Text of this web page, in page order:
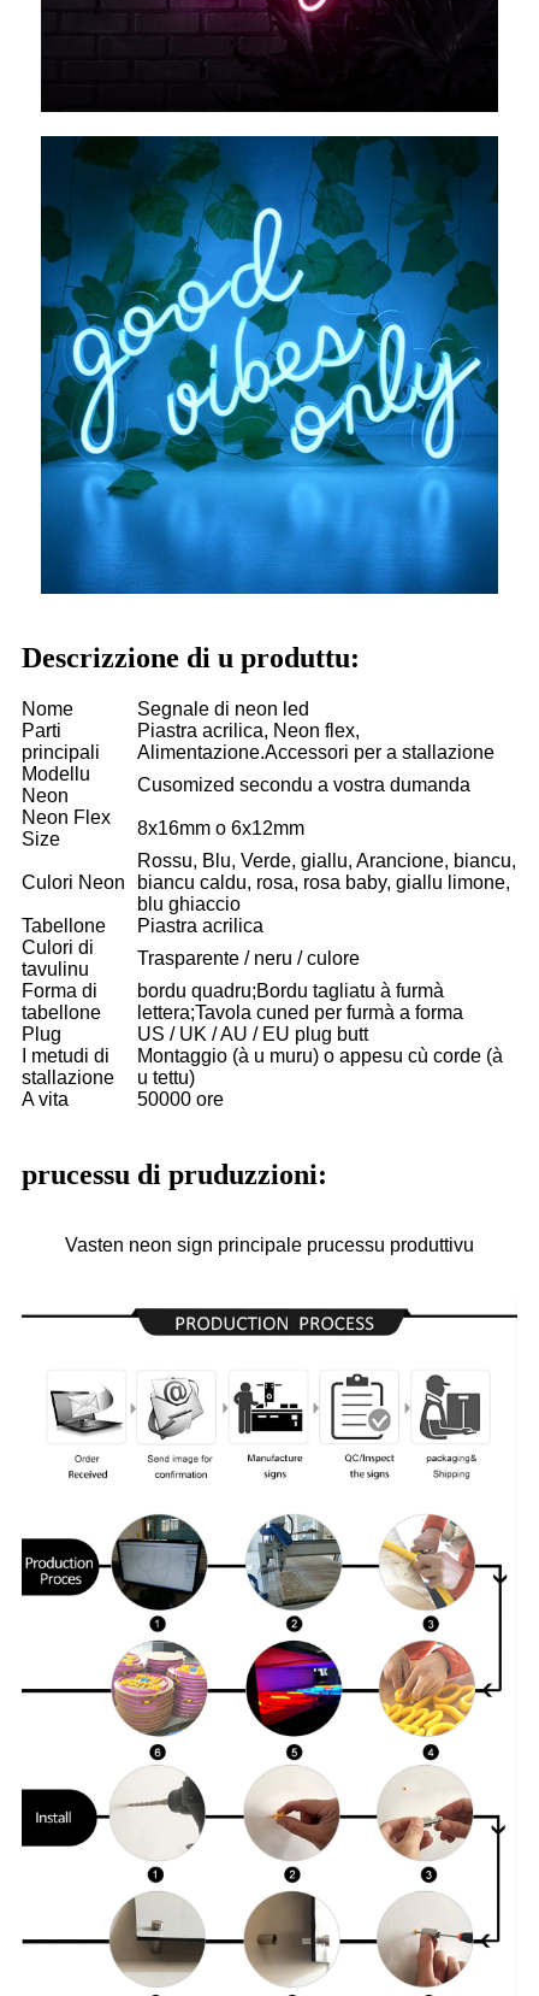
Descrizzione di u produttu:
Nome
Segnale di neon led
Parti
principali
Piastra acrilica, Neon flex,
Alimentazione.Accessori per a stallazione
Modellu
Neon
Cusomized secondu a vostra dumanda
Neon Flex
Size
8x16mm o 6x12mm
Culori Neon
Rossu, Blu, Verde, giallu, Arancione, biancu,
biancu caldu, rosa, rosa baby, giallu limone,
blu ghiaccio
Tabellone
Piastra acrilica
Culori di
tavulinu
Trasparente / neru / culore
Forma di
tabellone
bordu quadru;Bordu tagliatu à furmà
lettera;Tavola cuned per furmà a forma
Plug
US / UK / AU / EU plug butt
I metudi di
stallazione
Montaggio (à u muru) o appesu cù corde (à
u tettu)
A vita
50000 ore
prucessu di pruduzzioni:
Vasten neon sign principale prucessu produttivu